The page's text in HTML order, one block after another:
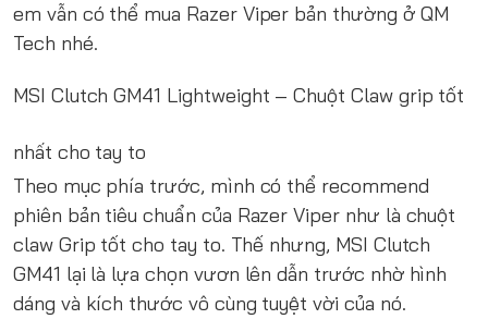
em vẫn có thể mua Razer Viper bản thường ở QM
Tech nhé.
MSI Clutch GM41 Lightweight – Chuột Claw grip tốt
nhất cho tay to
Theo mục phía trước, mình có thể recommend
phiên bản tiêu chuẩn của Razer Viper như là chuột
claw Grip tốt cho tay to. Thế nhưng, MSI Clutch
GM41 lại là lựa chọn vươn lên dẫn trước nhờ hình
dáng và kích thước vô cùng tuyệt vời của nó.